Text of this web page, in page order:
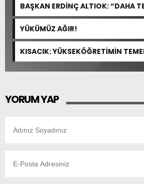
BAŞKAN ERDİNÇ ALTIOK: “DAHA
YAŞANABİLİR BİR YUMURTALIK
YÜKÜMÜZ AĞIR!
KISACIK: YÜKSEKÖĞRETİMİN
ÇÖZEN BİR DÜZENLEME YOK
YORUM YAP